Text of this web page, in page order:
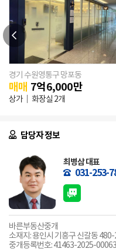
833.11㎡
경기 수원영통구 망포동
매매 7억6,000만
상가 화장실 2개
담당자 정보
최병삼 대표
031-253-
바른부동산중개
소재지: 용인시 기흥구 신갈동
중개등록번호: 41463-2025-00063